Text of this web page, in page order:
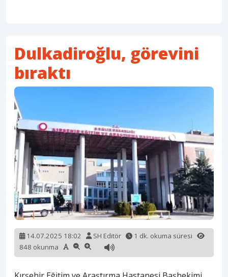
Dulkadiroğlu, görevini
bıraktı
14.07.2025 18:02 SH Editör
1 dk. okuma süresi
848 okunma